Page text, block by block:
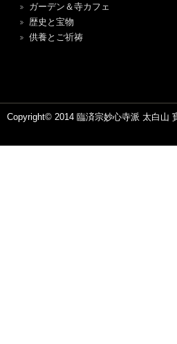
ガーデン＆寺カフェ
歴史と宝物
供養とご祈祷
Copyright© 2014 臨済宗妙心寺派 太白山